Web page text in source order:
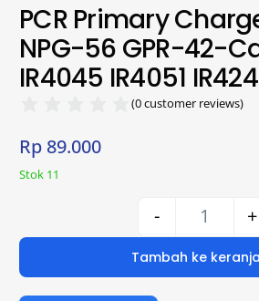
PCR Primary
NPG-56 GPR-42-
IR4045 IR4051
(0customer reviews)
Rp 89.000
Stok 11
- +
Tambah ke